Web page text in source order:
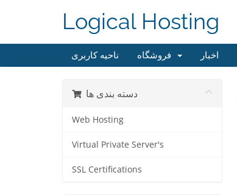
Logical Hosting
ناحیه کاربری اخبار
دسته بندی ها
Web Hosting
Virtual Private Server's
SSL Certifications